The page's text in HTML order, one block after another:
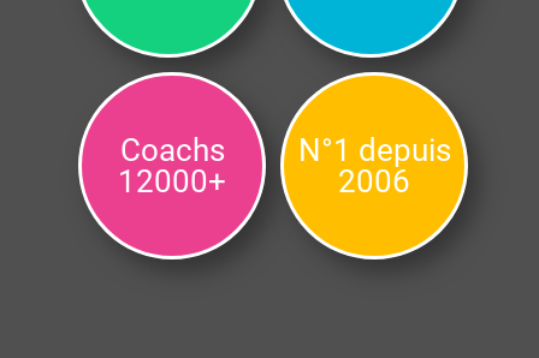
Coachs
12000+
N°1 depuis
2006